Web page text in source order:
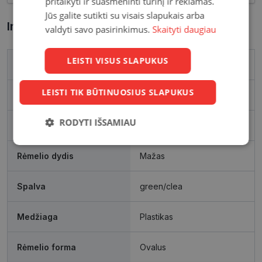
Informacija apie prekę
Prekės ženklas POLICE
Išleidimo metai 2024
Rėmelio matmenys, mm
Rėmelio dydis Mažas
Spalva green/clea
Medžiaga Plastikas
Rėmelio forma Ovalus
Jūs galite sutikti su visais slapukais arba
valdyti savo pasirinkimus. Skaityti daugiau
LEISTI VISUS SLAPUKUS
LEISTI TIK BŪTINUOSIUS SLAPUKUS
RODYTI IŠSAMIAU
Būtinieji
slapukai
Statistikos
slapukai
Rinkodaros
Neklasifikuoti
slapukai